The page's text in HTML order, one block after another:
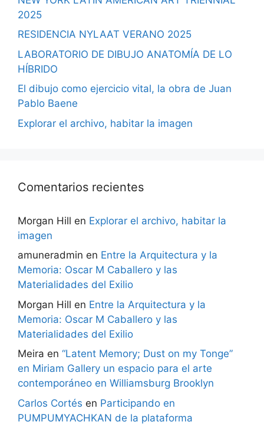
2025
RESIDENCIA NYLAAT VERANO 2025
LABORATORIO DE DIBUJO ANATOMÍA DE LO
HÍBRIDO
El dibujo como ejercicio vital, la obra de Juan
Pablo Baene
Explorar el archivo, habitar la imagen
Comentarios recientes
Morgan Hill en Explorar el archivo, habitar la
imagen
amuneradmin en Entre la Arquitectura y la
Memoria: Oscar M Caballero y las
Materialidades del Exilio
Morgan Hill en Entre la Arquitectura y la
Memoria: Oscar M Caballero y las
Materialidades del Exilio
Meira en “Latent Memory; Dust on my Tonge”
en Miriam Gallery un espacio para el arte
contemporáneo en Williamsburg Brooklyn
Carlos Cortés en Participando en
PUMPUMYACHKAN de la plataforma